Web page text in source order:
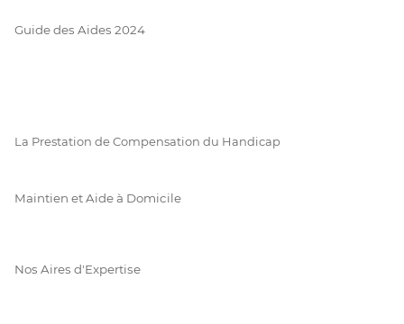
Guide des Aides 2024
La Prestation de Compensation du Handicap
Maintien et Aide à Domicile
Nos Aires d'Expertise